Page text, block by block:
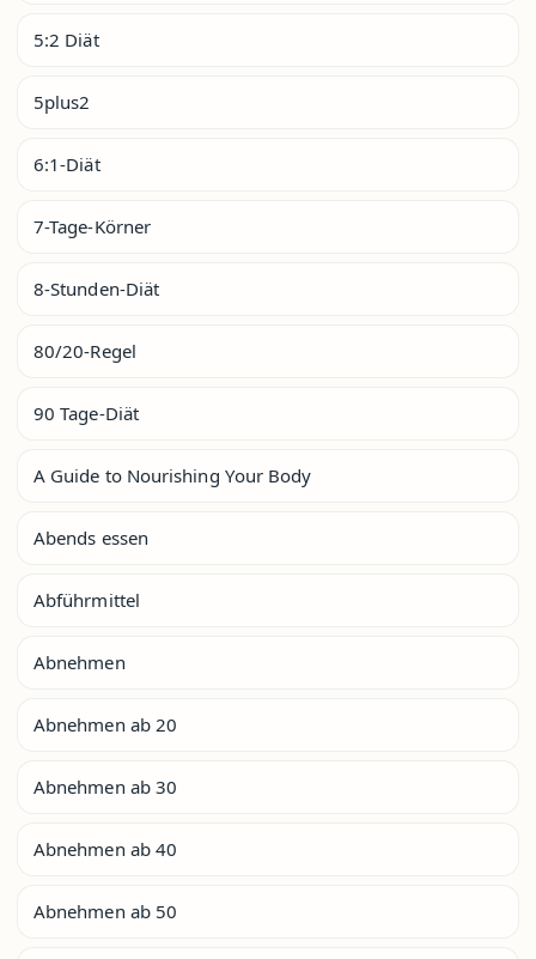
5:2 Diät
5plus2
6:1-Diät
7-Tage-Körner
8-Stunden-Diät
80/20-Regel
90 Tage-Diät
A Guide to Nourishing Your Body
Abends essen
Abführmittel
Abnehmen
Abnehmen ab 20
Abnehmen ab 30
Abnehmen ab 40
Abnehmen ab 50